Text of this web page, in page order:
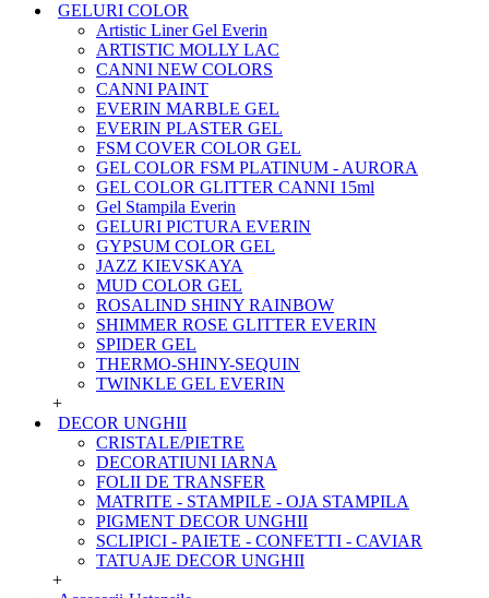
GELURI COLOR
Artistic Liner Gel Everin
ARTISTIC MOLLY LAC
CANNI NEW COLORS
CANNI PAINT
EVERIN MARBLE GEL
EVERIN PLASTER GEL
FSM COVER COLOR GEL
GEL COLOR FSM PLATINUM - AURORA
GEL COLOR GLITTER CANNI 15ml
Gel Stampila Everin
GELURI PICTURA EVERIN
GYPSUM COLOR GEL
JAZZ KIEVSKAYA
MUD COLOR GEL
ROSALIND SHINY RAINBOW
SHIMMER ROSE GLITTER EVERIN
SPIDER GEL
THERMO-SHINY-SEQUIN
TWINKLE GEL EVERIN
+
DECOR UNGHII
CRISTALE/PIETRE
DECORATIUNI IARNA
FOLII DE TRANSFER
MATRITE - STAMPILE - OJA STAMPILA
PIGMENT DECOR UNGHII
SCLIPICI - PAIETE - CONFETTI - CAVIAR
TATUAJE DECOR UNGHII
+